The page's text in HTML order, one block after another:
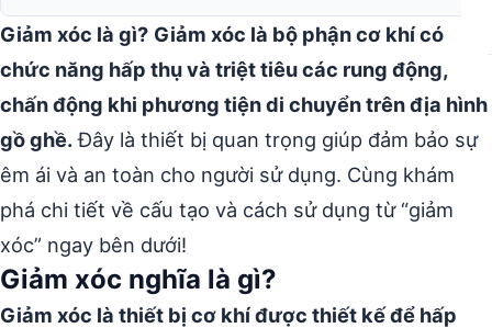
Giảm xóc là gì? Giảm xóc là bộ phận cơ khí có
chức năng hấp thụ và triệt tiêu các rung động,
chấn động khi phương tiện di chuyển trên địa hình
gồ ghề.Đây là thiết bị quan trọng giúp đảm bảo sự
êm ái và an toàn cho người sử dụng. Cùng khám
phá chi tiết về cấu tạo và cách sử dụng từ “giảm
xóc” ngay bên dưới!
Giảm xóc nghĩa là gì?
Giảm xóc là thiết bị cơ khí được thiết kế để hấp